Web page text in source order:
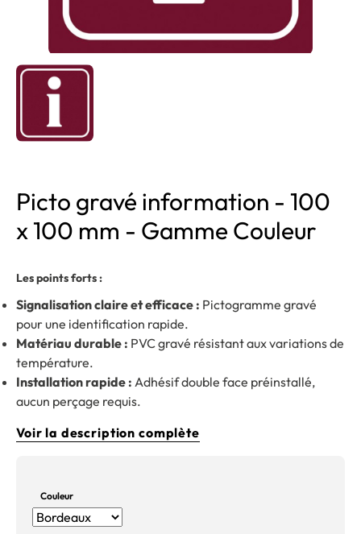
Picto gravé information - 100
x 100 mm - Gamme Couleur
Les points forts :
Signalisation claire et efficace : Pictogramme gravé
pour une identification rapide.
Matériau durable : PVC gravé résistant aux variations de
température.
Installation rapide : Adhésif double face préinstallé,
aucun perçage requis.
Voir la description complète
Couleur